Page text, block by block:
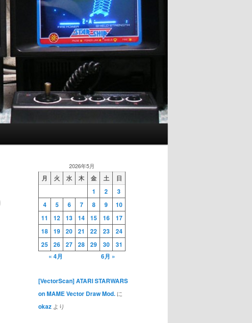
2026年5月
月 火 水 木 金 土
日
1
2
3
4
5 6 7 8 9
10
11
12 13 14 15 16
17
18
19 20 21 22 23
24
25
26 27 28 29 30
31
« 4月
6月 »
[VectorScan] ATARI STARWARS
on MAME Vector Draw Mod. に
okaz より